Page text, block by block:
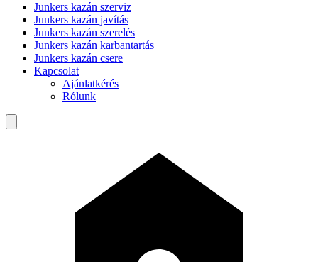
Junkers kazán szerviz
Junkers kazán javítás
Junkers kazán szerelés
Junkers kazán karbantartás
Junkers kazán csere
Kapcsolat
Ajánlatkérés
Rólunk